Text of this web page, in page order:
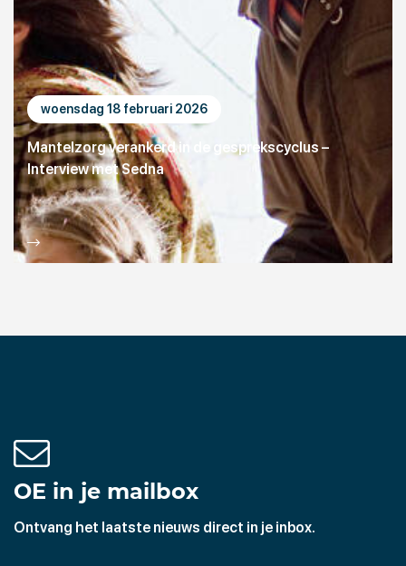
woensdag 18 februari 2026
Mantelzorg verankerd in de gesprekscyclus –
Interview met Sedna
OE in je mailbox
Ontvang het laatste nieuws direct in je inbox.